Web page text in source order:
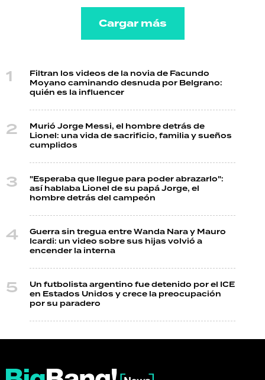
Cargar más
Filtran los videos de la novia de Facundo
Moyano caminando desnuda por Belgrano:
quién es la influencer
Murió Jorge Messi, el hombre detrás de
Lionel: una vida de sacrificio, familia y sueños
cumplidos
"Esperaba que llegue para poder abrazarlo":
así hablaba Lionel de su papá Jorge, el
hombre detrás del campeón
Guerra sin tregua entre Wanda Nara y Mauro
Icardi: un video sobre sus hijas volvió a
encender la interna
Un futbolista argentino fue detenido por el ICE
en Estados Unidos y crece la preocupación
por su paradero